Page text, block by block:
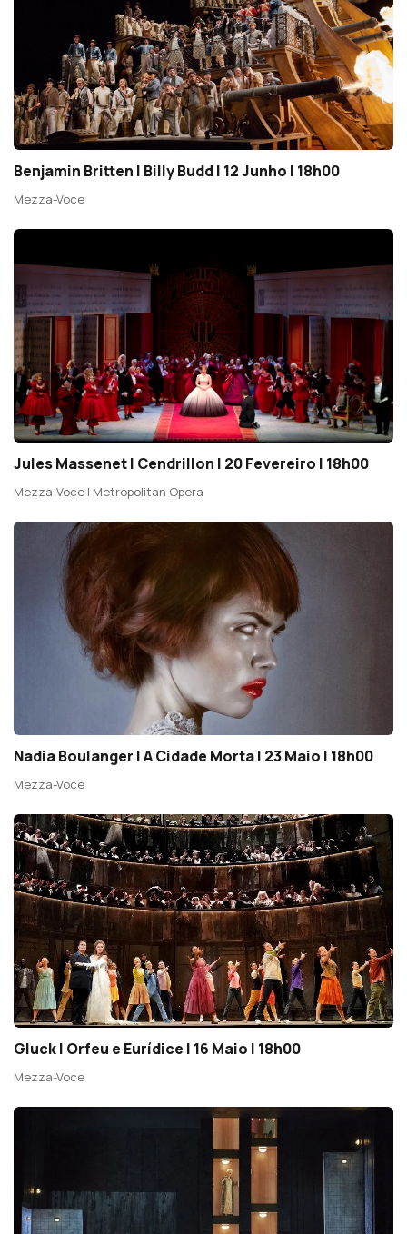
Benjamin Britten | Billy Budd | 12 Junho | 18h00
Mezza-Voce
Jules Massenet | Cendrillon | 20 Fevereiro | 18h00
Mezza-Voce | Metropolitan Opera
Nadia Boulanger | A Cidade Morta | 23 Maio | 18h00
Mezza-Voce
Gluck | Orfeu e Eurídice | 16 Maio | 18h00
Mezza-Voce